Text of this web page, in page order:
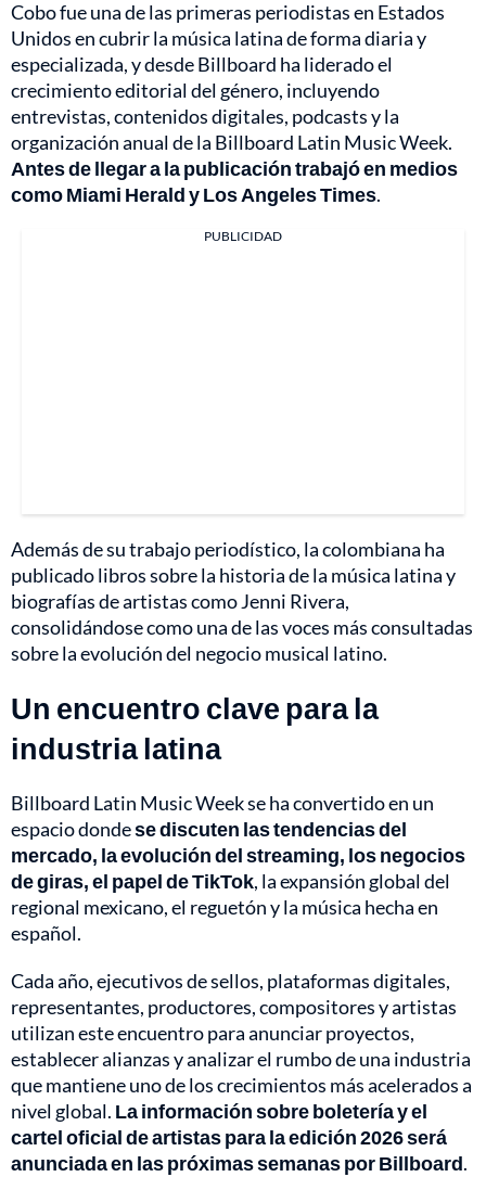
Cobo fue una de las primeras periodistas en Estados
Unidos en cubrir la música latina de forma diaria y
especializada, y desde Billboard ha liderado el
crecimiento editorial del género, incluyendo
entrevistas, contenidos digitales, podcasts y la
organización anual de la Billboard Latin Music Week.
Antes de llegar a la publicación trabajó en medios
como Miami Herald y Los Angeles Times.
PUBLICIDAD
Además de su trabajo periodístico, la colombiana ha
publicado libros sobre la historia de la música latina y
biografías de artistas como Jenni Rivera,
consolidándose como una de las voces más consultadas
sobre la evolución del negocio musical latino.
Un encuentro clave para la
industria latina
Billboard Latin Music Week se ha convertido en un
espacio dondese discuten las tendencias del
mercado, la evolución del streaming, los negocios
de giras, el papel de TikTok, la expansión global del
regional mexicano, el reguetón y la música hecha en
español.
Cada año, ejecutivos de sellos, plataformas digitales,
representantes, productores, compositores y artistas
utilizan este encuentro para anunciar proyectos,
establecer alianzas y analizar el rumbo de una industria
que mantiene uno de los crecimientos más acelerados a
nivel global. La información sobre boletería y el
cartel oficial de artistas para la edición 2026 será
anunciada en las próximas semanas por Billboard.